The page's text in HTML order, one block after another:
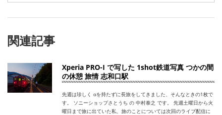
関連記事
Xperia PRO-I で写した 1shot鉄道写真 つかの間
の休憩 旅情 志和口駅
先週は珍しく αを持たずに長旅をしてきました、そんなときの1枚で
す。 ソニーショップさとうち の 中村泰之 です。 先週土曜日から火
曜日まで旅に出ていた私、旅のことについては次回のライブ配信に